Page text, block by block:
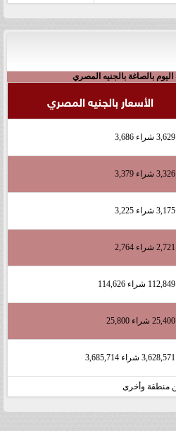
بالصاغة بالجنيه المصري
الأسعار بالجنيه المصري
منطقة وأخرى